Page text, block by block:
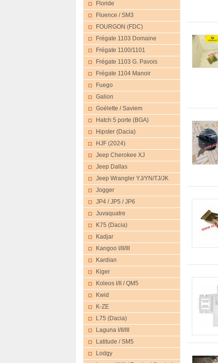
Floride
Fluence / SM3
FOURGON (FDC)
Frégate 1103 Domaine
Frégate 1100/1101
Frégate 1103 G. Pavois
Frégate 1104 Manoir
Fuego
Galion
Goélette / Saviem
Hatch 5 porte (BGA)
Hipster (Dacia)
HJF (2024)
Jeep Cherokee XJ
Jeep Dallas
Jeep Wrangler YJ/YN/TJ/JK
Jogger
JP4 / JP5 / JP6
Juvaquatre
K75 (Dacia)
Kadjar
Kangoo I/II/III
Kardian
Kiger
Koleos I/II / QM5
Kwid
K-ZE
L75 (Dacia)
Laguna I/II/III
Latitude / SM5
Lodgy